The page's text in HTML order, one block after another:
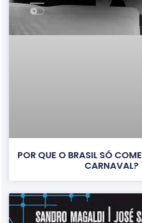
POR QUE O BRASIL SÓ
CARNAVAL?